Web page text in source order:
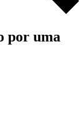
por uma